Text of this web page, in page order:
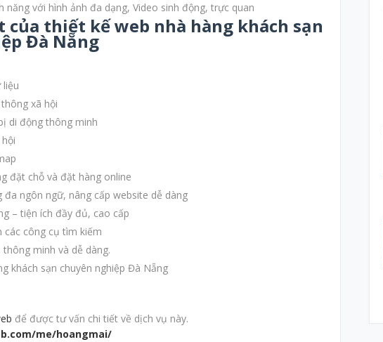
năng với hình ảnh đa dạng, Video sinh động, trực quan
thiết kế web nhà hàng khách sạn
Đà Nẵng
xã hội
di động thông minh
đặt chỗ và đặt hàng online
đa ngôn ngữ, nâng cấp website dễ dàng
– tiện ích đầy đủ, cao cấp
các công cụ tìm kiếm
minh và dễ dàng.
để được tư vấn chi tiết về dịch vụ này.
me/hoangmai/